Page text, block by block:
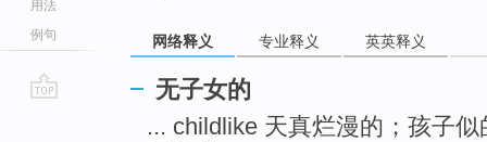
用法
例句
网络释义 专业释义 英英释义
无子女的
... childlike 天真烂漫的；孩子